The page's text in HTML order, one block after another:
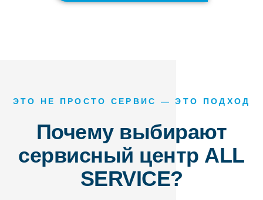
ЭТО НЕ ПРОСТО СЕРВИС — ЭТО ПОДХОД
Почему выбирают
сервисный центр ALL
SERVICE?